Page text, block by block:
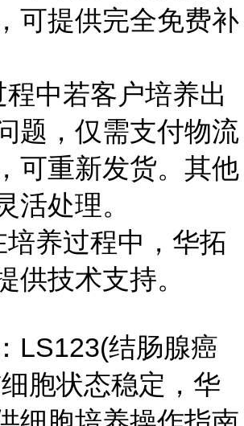
可提供完全免费补
中若客户培养出
题，仅需支付物流
可重新发货。其他
活处理。
养过程中，华拓
供技术支持。
LS123(结肠腺癌
胞状态稳定，华